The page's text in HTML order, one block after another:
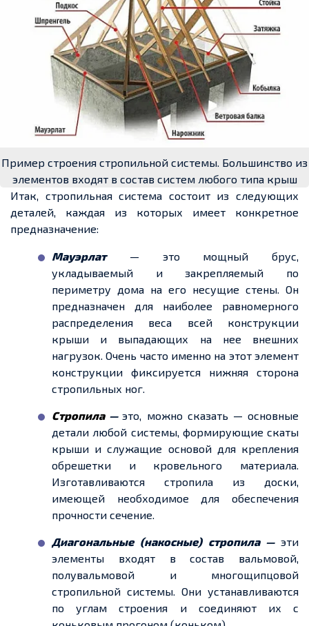
Пример строения стропильной системы. Большинство из
элементов входят в состав систем любого типа крыш
Итак, стропильная система состоит из следующих
деталей, каждая из которых имеет конкретное
предназначение:
Мауэрлат— это мощный брус,
укладываемый и закрепляемый по
периметру дома на его несущие стены. Он
предназначен для наиболее равномерного
распределения веса всей конструкции
крыши и выпадающих на нее внешних
нагрузок. Очень часто именно на этот элемент
конструкции фиксируется нижняя сторона
стропильных ног.
Стропила—это, можно сказать — основные
детали любой системы, формирующие скаты
крыши и служащие основой для крепления
обрешетки и кровельного материала.
Изготавливаются стропила из доски,
имеющей необходимое для обеспечения
прочности сечение.
Диагональные (накосные) стропила — эти
элементы входят в состав вальмовой,
полувальмовой и многощипцовой
стропильной системы. Они устанавливаются
по углам строения и соединяют их с